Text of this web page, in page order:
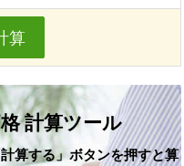
算
計算ツール
算する」ボタンを押すと算